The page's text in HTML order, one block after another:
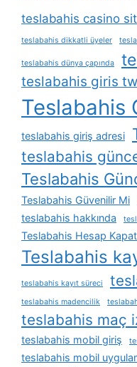
teslabahis casino
teslabahis dikkatli üyeler
teslabahis dünya çapında
teslabahis giris
Teslabahis
teslabahis giriş adresi
teslabahis
Teslabahis
Teslabahis Güvenilir Mi
teslabahis hakkında
Teslabahis Hesap
Teslabahis
teslabahis kayıt süreci
teslabahis madencilik
teslabahis maç
teslabahis mobil giriş
teslabahis mobil